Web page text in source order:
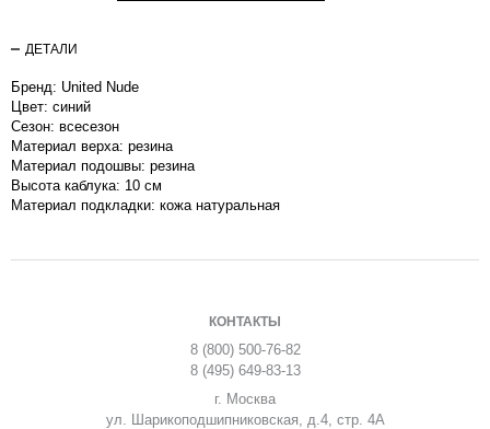
ДЕТАЛИ
Бренд: United Nude
Цвет: синий
Сезон: вcесезон
Материал верха: резина
Материал подошвы: резина
Высота каблука: 10 см
Материал подкладки: кожа натуральная
КОНТАКТЫ
8 (800) 500-76-82
8 (495) 649-83-13
г. Москва
ул. Шарикоподшипниковская, д.4, стр. 4А